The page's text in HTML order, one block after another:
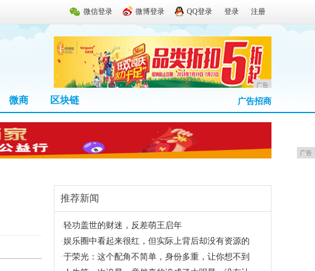
微信登录 微博登录 QQ登录 登录 注册
广告
微商 区块链 广告招商
广告
推荐新闻
·轻功盖世的财迷，反差萌王启年
·娱乐圈中看起来很红，但实际上背后却没有资源的
·于荣光：这个配角不简单，身份多重，让你想不到